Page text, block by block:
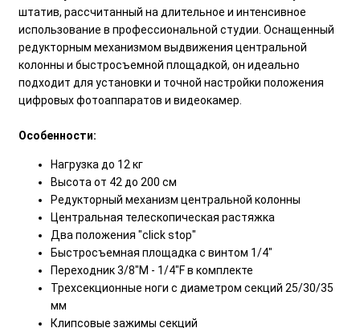
штатив, рассчитанный на длительное и интенсивное
использование в профессиональной студии. Оснащенный
редукторным механизмом выдвижения центральной
колонны и быстросъемной площадкой, он идеально
подходит для установки и точной настройки положения
цифровых фотоаппаратов и видеокамер.
Особенности:
Нагрузка до 12 кг
Высота от 42 до 200 см
Редукторный механизм центральной колонны
Центральная телескопическая растяжка
Два положения "click stop"
Быстросъемная площадка с винтом 1/4"
Переходник 3/8"M - 1/4"F в комплекте
Трехсекционные ноги с диаметром секций 25/30/35
мм
Клипсовые зажимы секций